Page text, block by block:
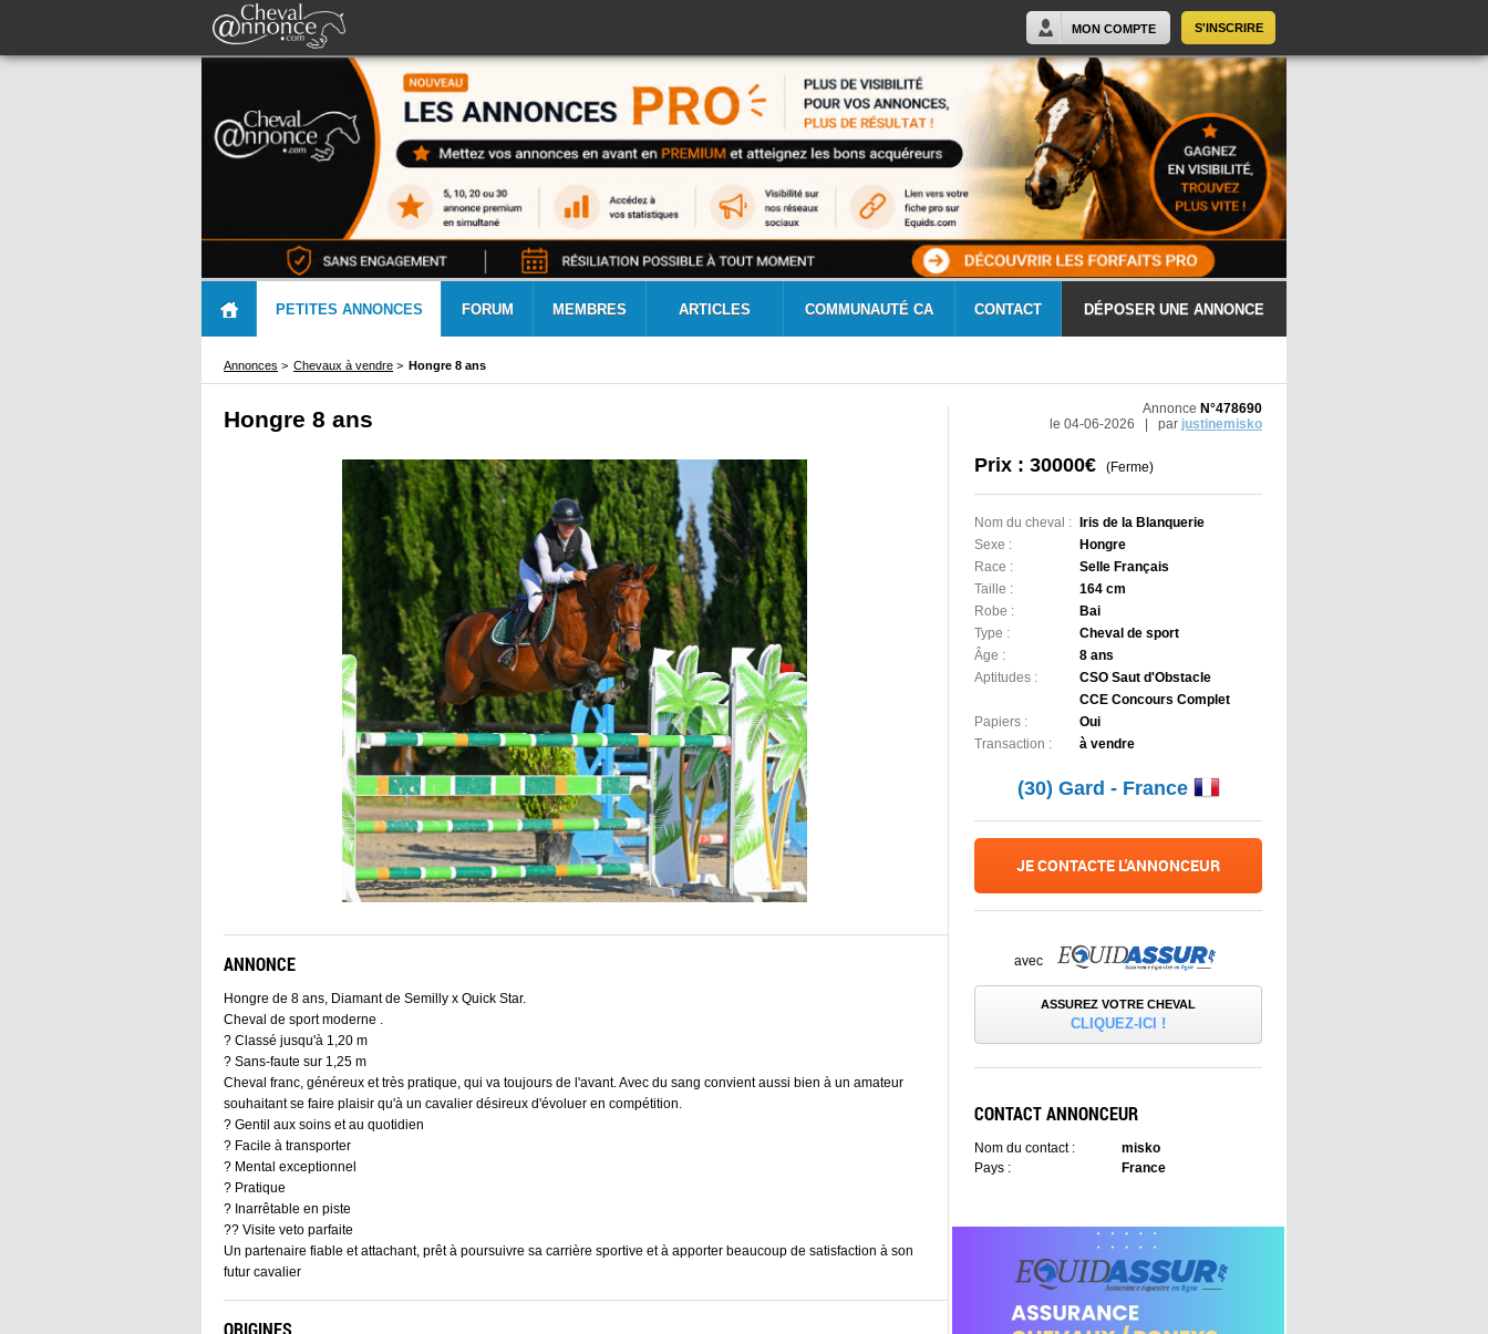
S'INSCRIRE
MON COMPTE
PETITES ANNONCES FORUM MEMBRES ARTICLES COMMUNAUTÉ CA CONTACT DÉPOSER UNE ANNONCE
Annonces > Chevaux à vendre > Hongre 8 ans
Hongre 8 ans
ANNONCE
Hongre de 8 ans, Diamant de Semilly x Quick Star.
Cheval de sport moderne .
? Classé jusqu'à 1,20 m
? Sans-faute sur 1,25 m
Cheval franc, généreux et très pratique, qui va toujours de l'avant. Avec du sang convient aussi bien à un amateur
souhaitant se faire plaisir qu'à un cavalier désireux d'évoluer en compétition.
? Gentil aux soins et au quotidien
? Facile à transporter
? Mental exceptionnel
? Pratique
? Inarrêtable en piste
?? Visite veto parfaite
Un partenaire fiable et attachant, prêt à poursuivre sa carrière sportive et à apporter beaucoup de satisfaction à son
futur cavalier
ORIGINES
Annonce N°478690
le 04-06-2026 | par justinemisko
Prix : 30000€ (Ferme)
Nom du cheval :
Iris de la Blanquerie
Sexe :
Hongre
Race :
Selle Français
Taille :
164 cm
Robe :
Bai
Type :
Cheval de sport
Âge :
8 ans
Aptitudes :
CSO Saut d'Obstacle
CCE Concours Complet
Papiers :
Oui
Transaction :
à vendre
(30) Gard - France
JE CONTACTE L'ANNONCEUR
avec
ASSUREZ VOTRE CHEVAL
CLIQUEZ-ICI !
CONTACT ANNONCEUR
Nom du contact :
misko
Pays :
France